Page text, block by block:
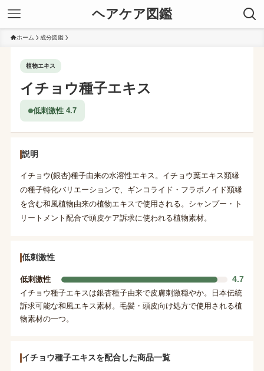
ヘアケア図鑑
ホーム 成分図鑑
植物エキス
イチョウ種子エキス
低刺激性 4.7
説明
イチョウ(銀杏)種子由来の水溶性エキス。イチョウ葉エキス類縁
の種子特化バリエーションで、ギンコライド・フラボノイド類縁
を含む和風植物由来の植物エキスで使用される。シャンプー・ト
リートメント配合で頭皮ケア訴求に使われる植物素材。
低刺激性
低刺激性 4.7
イチョウ種子エキスは銀杏種子由来で皮膚刺激穏やか。日本伝統
訴求可能な和風エキス素材。毛髪・頭皮向け処方で使用される植
物素材の一つ。
イチョウ種子エキスを配合した商品一覧